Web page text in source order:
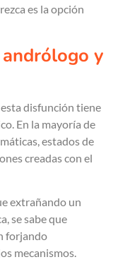
es la opción
y
disfunción tiene
En la mayoría de
estados de
creadas con el
extrañando un
se sabe que
forjando
mecanismos.